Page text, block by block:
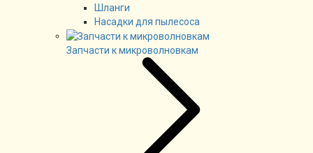
Шланги
Насадки для пылесоса
Запчасти к микроволновкам